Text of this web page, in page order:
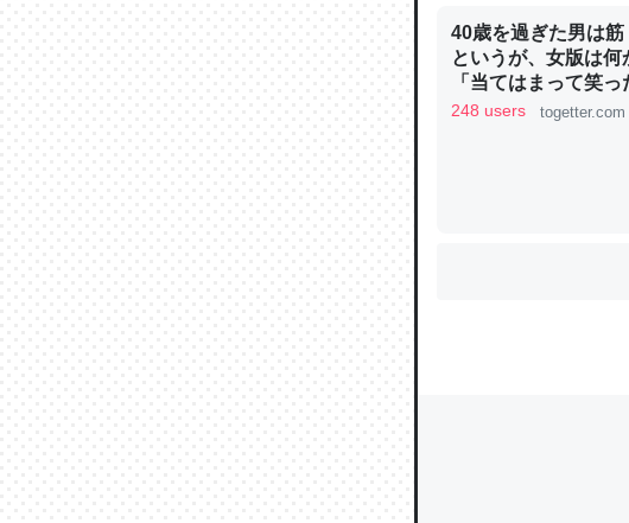
ウチもEchoを実家
中。あと、Googleマ
─たまにLINEするくら
40歳を過ぎた男は
というが、女版は
「当てはまって笑っ
248 users togetter.com